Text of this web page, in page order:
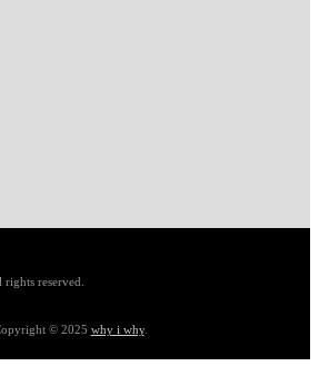
rights reserved.
© 2025 why i why.